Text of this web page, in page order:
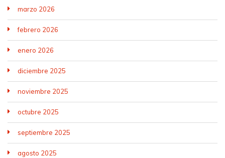
marzo 2026
febrero 2026
enero 2026
diciembre 2025
noviembre 2025
octubre 2025
septiembre 2025
agosto 2025